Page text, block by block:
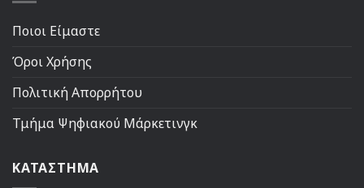
Ποιοι Είμαστε
Όροι Χρήσης
Πολιτική Απορρήτου
Τμήμα Ψηφιακού Μάρκετινγκ
ΚΑΤΑΣΤΗΜΑ